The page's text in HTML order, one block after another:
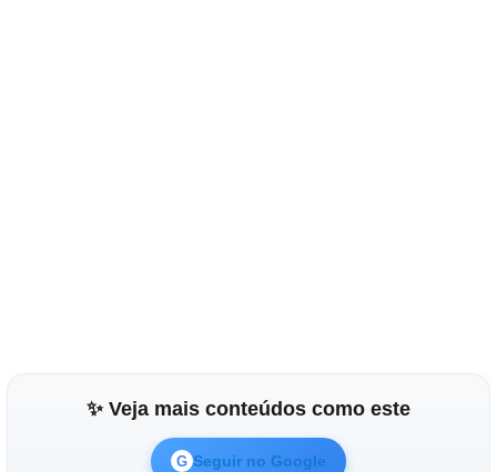
✨ Veja mais conteúdos como este
G Seguir no Google